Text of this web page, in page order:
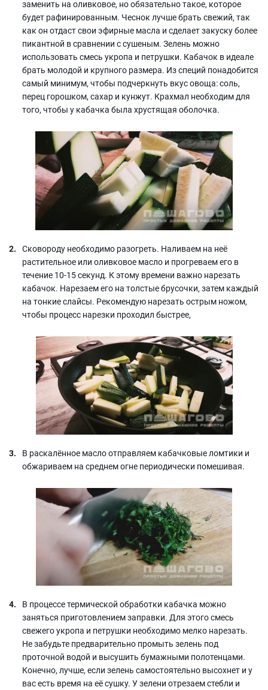
заменить на оливковое, но обязательно такое, которое
будет рафинированным. Чеснок лучше брать свежий, так
как он отдаст свои эфирные масла и сделает закуску более
пикантной в сравнении с сушеным. Зелень можно
использовать смесь укропа и петрушки. Кабачок в идеале
брать молодой и крупного размера. Из специй понадобится
самый минимум, чтобы подчеркнуть вкус овоща: соль,
перец горошком, сахар и кунжут. Крахмал необходим для
того, чтобы у кабачка была хрустящая оболочка.
Сковороду необходимо разогреть. Наливаем на неё
растительное или оливковое масло и прогреваем его в
течение 10-15 секунд. К этому времени важно нарезать
кабачок. Нарезаем его на толстые брусочки, затем каждый
на тонкие слайсы. Рекомендую нарезать острым ножом,
чтобы процесс нарезки проходил быстрее,
В раскалённое масло отправляем кабачковые ломтики и
обжариваем на среднем огне периодически помешивая.
В процессе термической обработки кабачка можно
заняться приготовлением заправки. Для этого смесь
свежего укропа и петрушки необходимо мелко нарезать.
Не забудьте предварительно промыть зелень под
проточной водой и высушить бумажными полотенцами.
Конечно, лучше, если зелень самостоятельно высохнет и у
вас есть время на её сушку. У зелени отрезаем стебли и